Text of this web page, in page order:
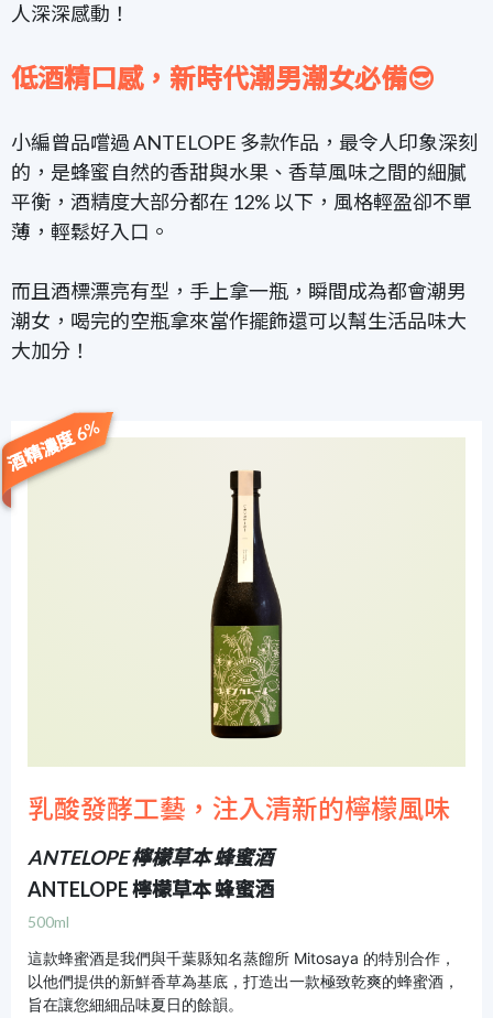
人深深感動！
低酒精口感，新時代潮男潮女必備😎
小編曾品嚐過 ANTELOPE 多款作品，最令人印象深刻
的，是蜂蜜自然的香甜與水果、香草風味之間的細膩
平衡，酒精度大部分都在 12% 以下，風格輕盈卻不單
薄，輕鬆好入口。
而且酒標漂亮有型，手上拿一瓶，瞬間成為都會潮男
潮女，喝完的空瓶拿來當作擺飾還可以幫生活品味大
大加分！
酒精濃度 6%
乳酸發酵工藝，注入清新的檸檬風味
ANTELOPE 檸檬草本 蜂蜜酒
ANTELOPE 檸檬草本 蜂蜜酒
500ml
這款蜂蜜酒是我們與千葉縣知名蒸餾所 Mitosaya 的特別合作，
以他們提供的新鮮香草為基底，打造出一款極致乾爽的蜂蜜酒，
旨在讓您細細品味夏日的餘韻。